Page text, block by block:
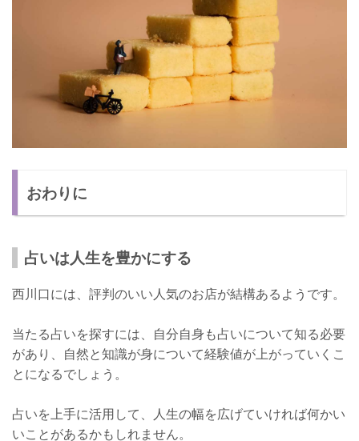
おわりに
占いは人生を豊かにする
西川口には、評判のいい人気のお店が結構あるようです。
当たる占いを探すには、自分自身も占いについて知る必要
があり、自然と知識が身について経験値が上がっていくこ
とになるでしょう。
占いを上手に活用して、人生の幅を広げていければ何かい
いことがあるかもしれません。